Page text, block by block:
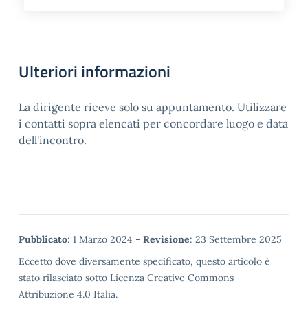
Ulteriori informazioni
La dirigente riceve solo su appuntamento. Utilizzare
i contatti sopra elencati per concordare luogo e data
dell'incontro.
Metadata
Pubblicato: 1 Marzo 2024 - Revisione: 23 Settembre 2025
Eccetto dove diversamente specificato, questo articolo è
stato rilasciato sotto Licenza Creative Commons
Attribuzione 4.0 Italia.